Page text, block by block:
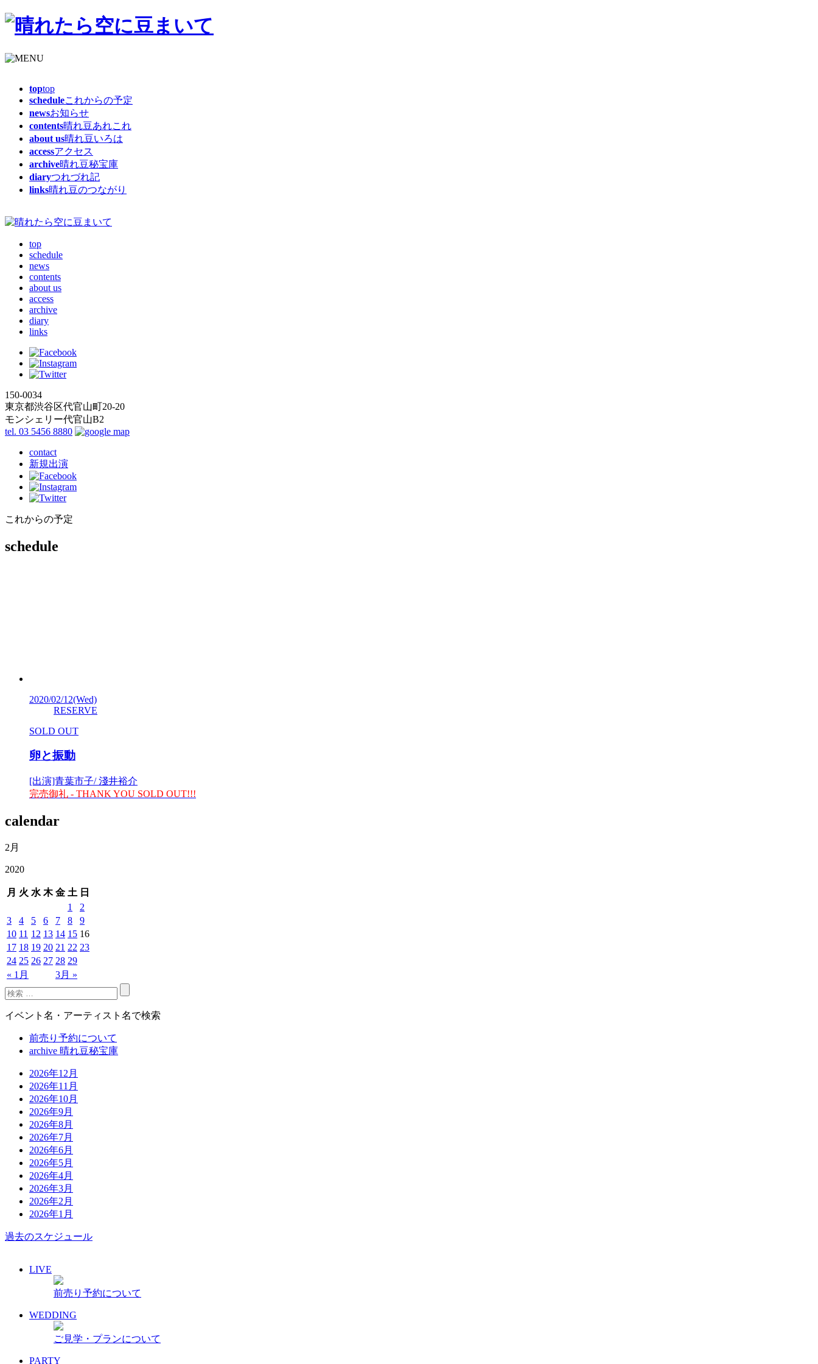
toptop
scheduleこれからの予定
newsお知らせ
contents晴れ豆あれこれ
about us晴れ豆いろは
accessアクセス
archive晴れ豆秘宝庫
diaryつれづれ記
links晴れ豆のつながり
top
schedule
news
contents
about us
access
archive
diary
links
150-0034
東京都渋谷区代官山町20-20
モンシェリー代官山B2
tel. 03 5456 8880
contact
新規出演
これからの予定
schedule
2020/02/12(Wed)
RESERVE
SOLD OUT
卵と振動
[出演]青葉市子/ 淺井裕介
完売御礼 - THANK YOU SOLD OUT!!!
calendar
2月
2020
月 火 水 木 金 土 日
« 1月 3月 »
1
2
3
4 5 6 7 8
9
10 11 12 13 14 15 16
17 18 19 20 21 22 23
24 25 26 27 28 29
イベント名・アーティスト名で検索
前売り予約について
archive 晴れ豆秘宝庫
2026年12月
2026年11月
2026年10月
2026年9月
2026年8月
2026年7月
2026年6月
2026年5月
2026年4月
2026年3月
2026年2月
2026年1月
過去のスケジュール
LIVE
前売り予約について
WEDDING
ご見学・プランについて
PARTY